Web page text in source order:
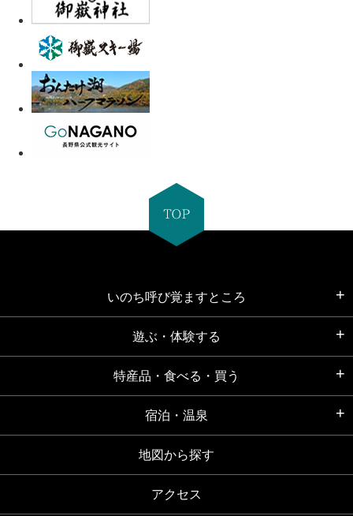
いのち呼び覚ますところ
遊ぶ・体験する
特産品・食べる・買う
宿泊・温泉
地図から探す
アクセス